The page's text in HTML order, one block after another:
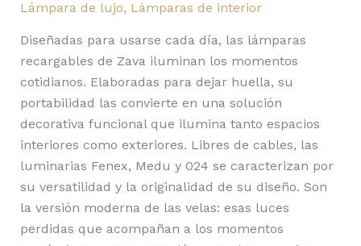
Lámpara de lujo, Lámparas de interior
Diseñadas para usarse cada día, las lámparas
recargables de Zava iluminan los momentos
cotidianos. Elaboradas para dejar huella, su
portabilidad las convierte en una solución
decorativa funcional que ilumina tanto espacios
interiores como exteriores. Libres de cables, las
luminarias Fenex, Medu y 024 se caracterizan por
su versatilidad y la originalidad de su diseño. Son
la versión moderna de las velas: esas luces
perdidas que acompañan a los momentos